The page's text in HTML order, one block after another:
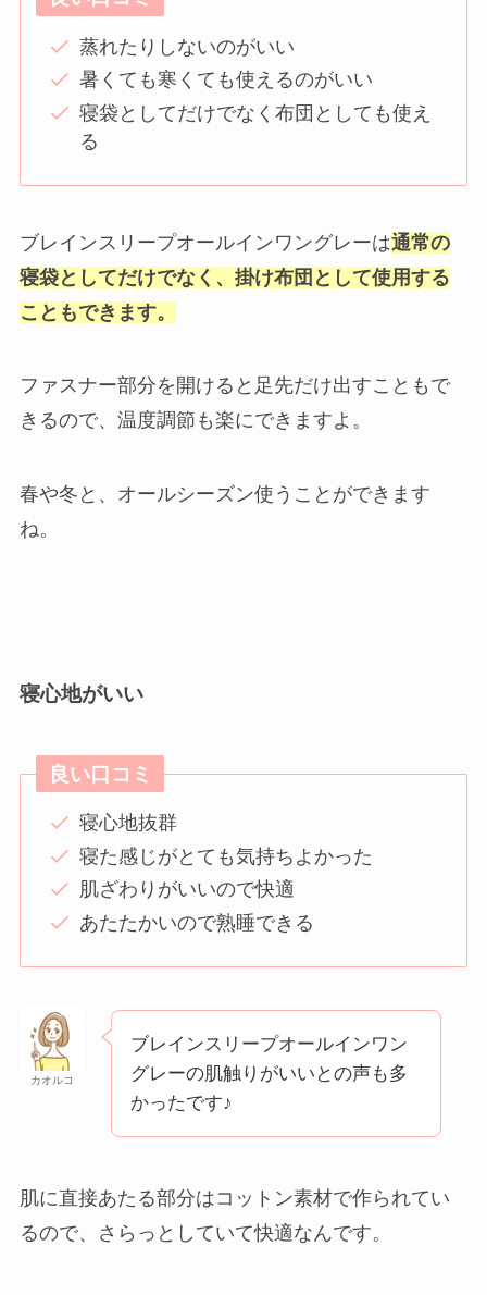
蒸れたりしないのがいい
暑くても寒くても使えるのがいい
寝袋としてだけでなく布団としても使え
る
ブレインスリープオールインワングレーは通常の
寝袋としてだけでなく、掛け布団として使用する
こともできます。
ファスナー部分を開けると足先だけ出すこともで
きるので、温度調節も楽にできますよ。
春や冬と、オールシーズン使うことができます
ね。
寝心地がいい
良い口コミ
寝心地抜群
寝た感じがとても気持ちよかった
肌ざわりがいいので快適
あたたかいので熟睡できる
カオルコ
ブレインスリープオールインワン
グレーの肌触りがいいとの声も多
かったです♪
肌に直接あたる部分はコットン素材で作られてい
るので、さらっとしていて快適なんです。